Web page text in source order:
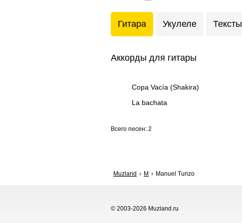
Гитара Укулеле Тексты
Аккорды для гитары
Copa Vacía (Shakira)
La bachata
Всего песен: 2
Muzland M Manuel Turizo
© 2003-2026 Muzland.ru